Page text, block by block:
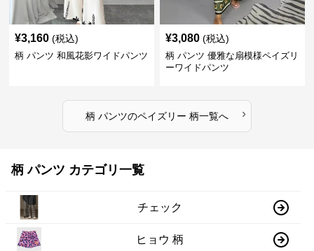
¥3,160 (税込)
柄 パンツ 和風花影ワイドパンツ
¥3,080 (税込)
柄 パンツ 優雅な扇模様ペイズリ
ーワイドパンツ
柄 パンツのペイズリー 柄一覧へ ›
柄 パンツ カテゴリ一覧
チェック
ヒョウ 柄